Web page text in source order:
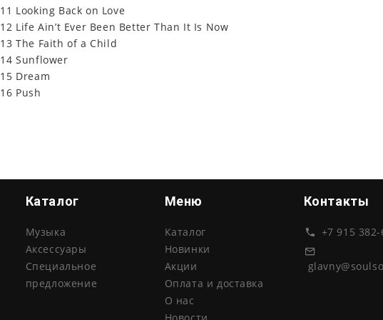
11 Looking Back on Love
12 Life Ain’t Ever Been Better Than It Is Now
13 The Faith of a Child
14 Sunflower
15 Dream
16 Push
Каталог
Музыка
Аксессуары
Специальное
предложение
Меню
Каталог
Новинки
Акции
Оплата и доставка
О нас
Контакты
+7 915